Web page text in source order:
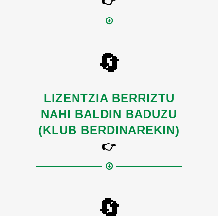
🔄
LIZENTZIA BERRIZTU
NAHI BALDIN BADUZU
(KLUB BERDINAREKIN)
👉
🔄